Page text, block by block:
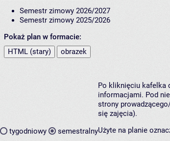
Semestr zimowy 2026/2027
Semestr zimowy 2025/2026
Pokaż plan w formacie:
HTML (stary)
obrazek
tygodniowy semestralny
Po kliknięciu kafelka
informacjami. Pod
strony
się zajęcia).
Użyte na planie